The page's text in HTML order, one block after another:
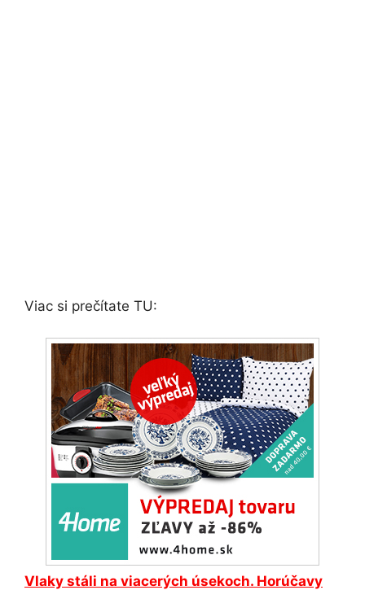
Viac si prečítate TU:
Vlaky stáli na viacerých úsekoch. Horúčavy